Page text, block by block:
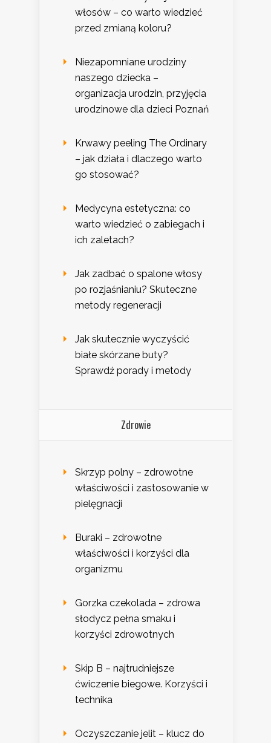
włosów – co warto wiedzieć
przed zmianą koloru?
Niezapomniane urodziny
naszego dziecka –
organizacja urodzin, przyjęcia
urodzinowe dla dzieci Poznań
Krwawy peeling The Ordinary
– jak działa i dlaczego warto
go stosować?
Medycyna estetyczna: co
warto wiedzieć o zabiegach i
ich zaletach?
Jak zadbać o spalone włosy
po rozjaśnianiu? Skuteczne
metody regeneracji
Jak skutecznie wyczyścić
białe skórzane buty?
Sprawdź porady i metody
Zdrowie
Skrzyp polny – zdrowotne
właściwości i zastosowanie w
pielęgnacji
Buraki – zdrowotne
właściwości i korzyści dla
organizmu
Gorzka czekolada – zdrowa
słodycz pełna smaku i
korzyści zdrowotnych
Skip B – najtrudniejsze
ćwiczenie biegowe. Korzyści i
technika
Oczyszczanie jelit – klucz do